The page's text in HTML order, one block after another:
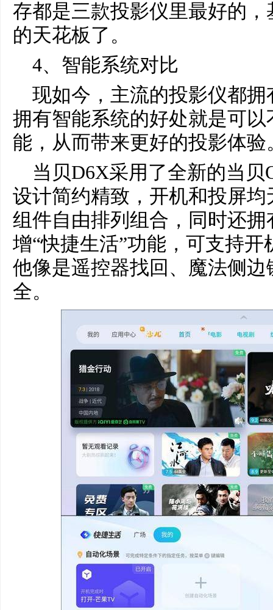
存都是三款投影仪里最好的
的天花板了。
4、智能系统对比
现如今，主流的投影仪都
拥有智能系统的好处就是可
能，从而带来更好的投影体验
当贝D6X采用了全新的当贝
设计简约精致，开机和投屏
组件自由排列组合，同时还
增“快捷生活”功能，可支持
他像是遥控器找回、魔法侧
全。